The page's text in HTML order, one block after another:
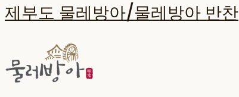
제부도 물레방아/물레방아 반찬